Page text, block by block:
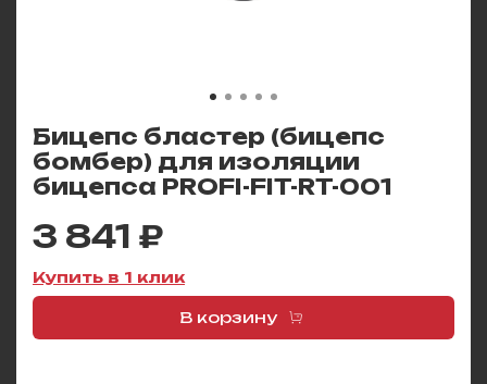
Бицепс бластер (бицепс
бомбер) для изоляции
бицепса PROFI-FIT-RT-001
3 841 ₽
Купить в 1 клик
В корзину